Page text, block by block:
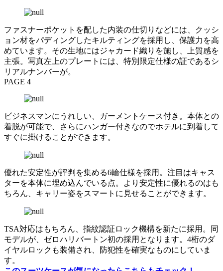
ファスナーポケットを配した内装の仕切りなどには、クッシ
ョン材をパディングしたキルティングを採用し、保護力を高
めています。その生地にはジャカード織りを施し、上質感を
主張。写真左上のプレートには、特別限定仕様の証であるシ
リアルナンバーが。
PAGE 4
ビジネスマンにうれしい、ガーメントケース付き。本体との
着脱が可能で、さらにハンガー付きなのでホテルに到着して
すぐに掛けることができます。
優れた安定性が評判を集める6輪仕様を採用。注目はキャス
ターを本体に埋め込んでいる点。より安定性に優れるのはも
ちろん、キャリー姿をスマートに見せることができます。
TSA対応はもちろん、指紋認証ロック機構を新たに採用。同
モデルが、ゼロハリバートン初の採用となります。4桁のダ
イヤルロックも装備され、防犯性を確実なものにしていま
す。